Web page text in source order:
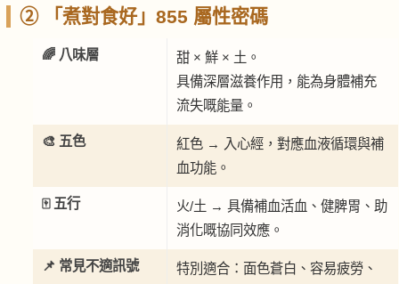
② 「煮對食好」855 屬性密碼
🌈 八味層
甜 × 鮮 × 土。
具備深層滋養作用，能為身體補充
流失嘅能量。
🎨 五色
紅色 → 入心經，對應血液循環與補
血功能。
🀄 五行
火/土 → 具備補血活血、健脾胃、助
消化嘅協同效應。
📌 常見不適訊號
特別適合：面色蒼白、容易疲勞、